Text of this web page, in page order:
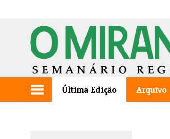
Última Edição Arquivo